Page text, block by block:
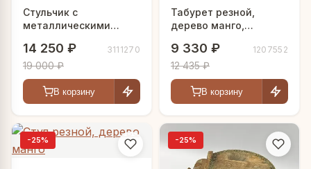
Стульчик с
металлическими
латунь, 40×40×50 см
14 250 ₽
19 000 ₽
3111270
В корзину
Табурет резной,
дерево манго,
9 330 ₽
12 435 ₽
1207552
В корзину
-25% -25%